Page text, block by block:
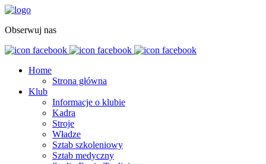
Obserwuj nas
Home
Strona główna
Klub
Informacje o klubie
Kadra
Stroje
Władze
Sztab szkoleniowy
Sztab medyczny